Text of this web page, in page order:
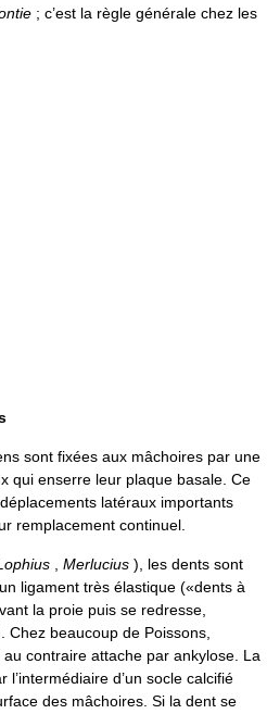
; c’est la règle générale chez les
sont fixées aux mâchoires par une
qui enserre leur plaque basale. Ce
latéraux importants
remplacement continuel.
Merlucius ), les dents sont
ligament très élastique («dents à
la proie puis se redresse,
beaucoup de Poissons,
contraire attache par ankylose. La
d’un socle calcifié
des mâchoires. Si la dent se